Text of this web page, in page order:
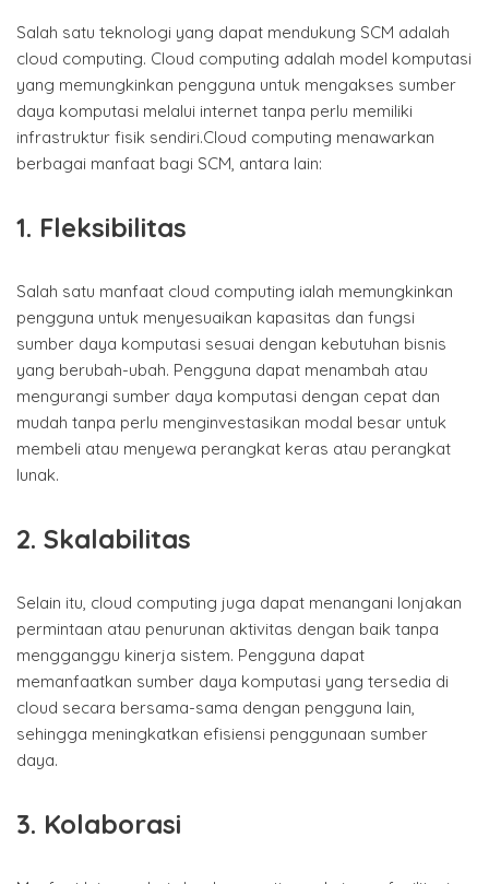
Salah satu teknologi yang dapat mendukung SCM adalah
cloud computing. Cloud computing adalah model komputasi
yang memungkinkan pengguna untuk mengakses sumber
daya komputasi melalui internet tanpa perlu memiliki
infrastruktur fisik sendiri.Cloud computing menawarkan
berbagai manfaat bagi SCM, antara lain:
1. Fleksibilitas
Salah satu manfaat cloud computing ialah memungkinkan
pengguna untuk menyesuaikan kapasitas dan fungsi
sumber daya komputasi sesuai dengan kebutuhan bisnis
yang berubah-ubah. Pengguna dapat menambah atau
mengurangi sumber daya komputasi dengan cepat dan
mudah tanpa perlu menginvestasikan modal besar untuk
membeli atau menyewa perangkat keras atau perangkat
lunak.
2. Skalabilitas
Selain itu, cloud computing juga dapat menangani lonjakan
permintaan atau penurunan aktivitas dengan baik tanpa
mengganggu kinerja sistem. Pengguna dapat
memanfaatkan sumber daya komputasi yang tersedia di
cloud secara bersama-sama dengan pengguna lain,
sehingga meningkatkan efisiensi penggunaan sumber
daya.
3. Kolaborasi